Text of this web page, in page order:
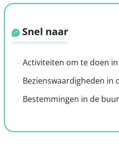
Snel naar
Activiteiten om te doen
Bezienswaardigheden in
Bestemmingen in de